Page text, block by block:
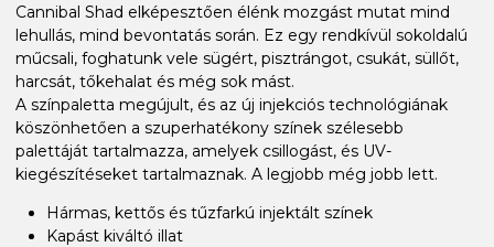
Cannibal Shad elképesztően élénk mozgást mutat mind
lehullás, mind bevontatás során. Ez egy rendkívül sokoldalú
műcsali, foghatunk vele sügért, pisztrángot, csukát, süllőt,
harcsát, tőkehalat és még sok mást.
A színpaletta megújult, és az új injekciós technológiának
köszönhetően a szuperhatékony színek szélesebb
palettáját tartalmazza, amelyek csillogást, és UV-
kiegészítéseket tartalmaznak. A legjobb még jobb lett.
Hármas, kettős és tűzfarkú injektált színek
Kapást kiváltó illat